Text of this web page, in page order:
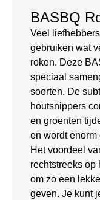
BASBQ
Veel
gebruiken wat
roken. Deze
speciaal
soorten. De
houtsnippers
en groenten
en wordt
Het voordeel
rechtstreeks op
om zo een
geven. Je kunt